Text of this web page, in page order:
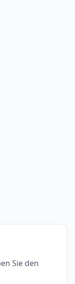
Sie den